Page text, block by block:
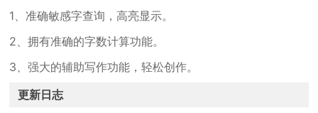
1、准确敏感字查询，高亮显示。
2、拥有准确的字数计算功能。
3、强大的辅助写作功能，轻松创作。
更新日志